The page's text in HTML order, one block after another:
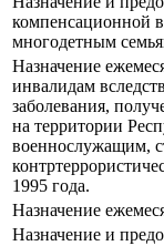
компенсационной
многодетным
Назначение
инвалидам
заболевания,
на территории
военнослужащим,
1995 года.
Назначение
Назначение и